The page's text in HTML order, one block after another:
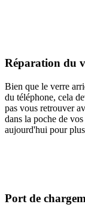
Réparation du
Bien que le verre
du téléphone, cela
pas vous retrouver
dans la poche de
aujourd'hui pour
Port de